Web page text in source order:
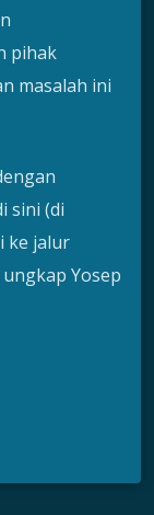
pihak
masalah ini
sini (di
ke jalur
Yosep